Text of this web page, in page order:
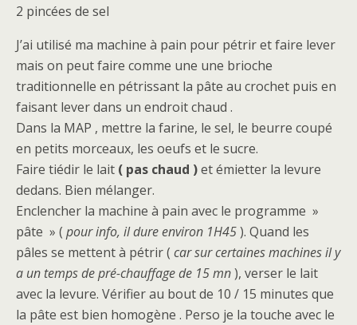
2 pincées de sel
J’ai utilisé ma machine à pain pour pétrir et faire lever
mais on peut faire comme une une brioche
traditionnelle en pétrissant la pâte au crochet puis en
faisant lever dans un endroit chaud .
Dans la MAP , mettre la farine, le sel, le beurre coupé
en petits morceaux, les oeufs et le sucre.
Faire tiédir le lait ( pas chaud )et émietter la levure
dedans. Bien mélanger.
Enclencher la machine à pain avec le programme »
pâte » ( pour info, il dure environ 1H45). Quand les
pâles se mettent à pétrir ( car sur certaines machines il y
a un temps de pré-chauffage de 15 mn), verser le lait
avec la levure. Vérifier au bout de 10 / 15 minutes que
la pâte est bien homogène . Perso je la touche avec le